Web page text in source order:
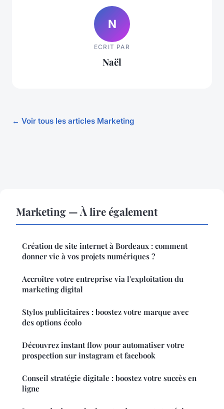
N
ECRIT PAR
Naël
← Voir tous les articles Marketing
Marketing — À lire également
Création de site internet à Bordeaux : comment
donner vie à vos projets numériques ?
Accroître votre entreprise via l'exploitation du
marketing digital
Stylos publicitaires : boostez votre marque avec
des options écolo
Découvrez instant flow pour automatiser votre
prospection sur instagram et facebook
Conseil stratégie digitale : boostez votre succès en
ligne